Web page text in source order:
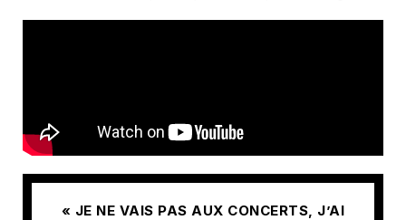
« JE NE VAIS PAS AUX CONCERTS, J’AI